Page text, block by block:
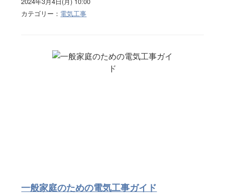
カテゴリー： 電気工事
一般家庭のための電気工事ガイド